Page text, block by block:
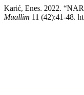
Karić, Enes. 2022.
Muallim 11 (42):41-48.